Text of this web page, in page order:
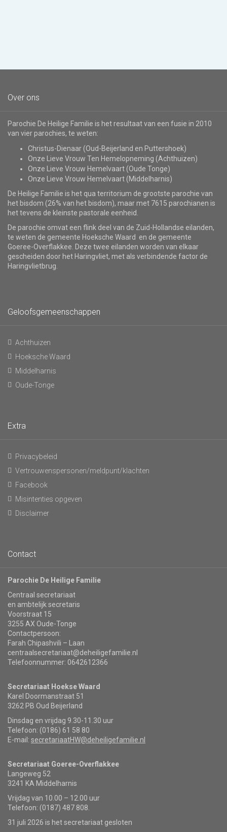
Over ons
Parochie De Heilige Familie is het resultaat van een fusie in 2010
van vier parochies, te weten:
Christus-Dienaar (Oud-Beijerland en Puttershoek)
Onze Lieve Vrouw Ten Hemelopneming (Achthuizen)
Onze Lieve Vrouw Hemelvaart (Oude Tonge)
Onze Lieve Vrouw Hemelvaart (Middelharnis)
De Heilige Familie is het qua territorium de grootste parochie van
het bisdom (26% van het bisdom), maar met 7615 parochianen is
het tevens de kleinste pastorale eenheid.
De parochie omvat een flink deel van de Zuid-Hollandse eilanden,
te weten de gemeente Hoeksche Waard en de gemeente
Goeree-Overflakkee. Deze twee eilanden worden van elkaar
gescheiden door het Haringvliet, met als verbindende factor de
Haringvlietbrug.
Geloofsgemeenschappen
Achthuizen
Hoeksche Waard
Middelharnis
Oude-Tonge
Extra
Privacybeleid
Vertrouwenspersonen/meldpunt/klachten
Facebook
Misintenties opgeven
Disclaimer
Contact
Parochie De Heilige Familie
Centraal secretariaat
en ambtelijk secretaris
Voorstraat 15
3255 AX Oude-Tonge
Contactpersoon:
Farah Chipashvili – Laan
centraalsecretariaat@deheiligefamilie.nl
Telefoonnummer: 0642612366
Secretariaat Hoekse Waard
Karel Doormanstraat 51
3262 PB Oud Beijerland
Dinsdag en vrijdag 9.30-11.30 uur
Telefoon: (0186) 61 58 80
E-mail: secretariaatHW@deheiligefamilie.nl
Secretariaat Goeree-Overflakkee
Langeweg 52
3241 KA Middelharnis
Vrijdag van 10.00 – 12.00 uur
Telefoon: (0187) 487 808.
31 juli 2026 is het secretariaat gesloten